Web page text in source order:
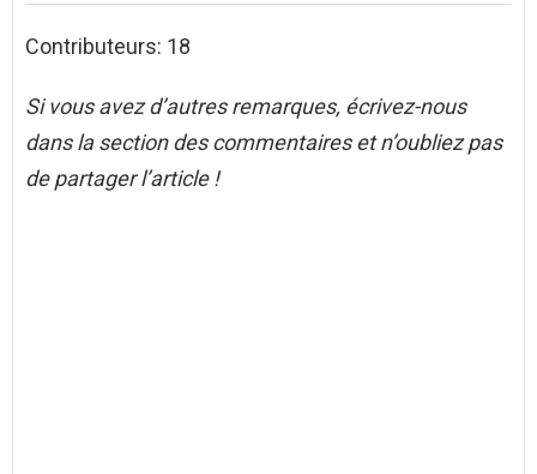
Contributeurs: 18
Si vous avez d’autres remarques, écrivez-nous
dans la section des commentaires et n’oubliez pas
de partager l’article !